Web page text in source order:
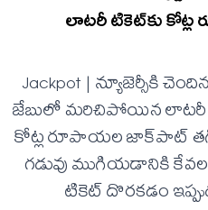
లాటరీ టికెట్‌కు
Jackpot | న్యూజెర్సీకి
జేబులో మరిచిపోయిన
కోట్ల రూపాయల జాక్‌పాట్
గడువు ముగియడానికి
టికెట్ దొరకడం